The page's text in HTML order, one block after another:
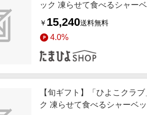
ック 凍らせて食べるシャー
￥ 15,240送料無料
4.0%
【旬ギフト】「ひよこクラ
ク 凍らせて食べるシャーベ